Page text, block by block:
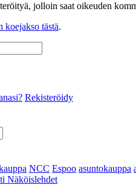
jolloin saat oikeuden
koejakso tästä.
Rekisteröidy
NCC Espoo asuntokauppa
Näköislehdet